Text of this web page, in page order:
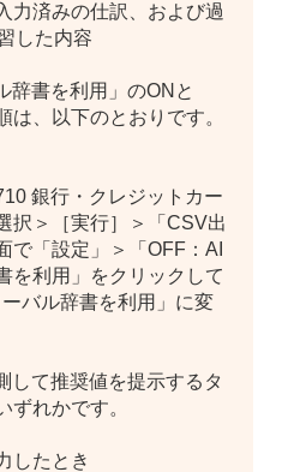
力済みの仕訳、および過
した内容
辞書を利用」のONと
は、以下のとおりです。
銀行・クレジットカー
択＞［実行］＞「CSV出
で「設定」＞「OFF：AI
を利用」をクリックして
ーバル辞書を利用」に変
して推奨値を提示するタ
ずれかです。
したとき